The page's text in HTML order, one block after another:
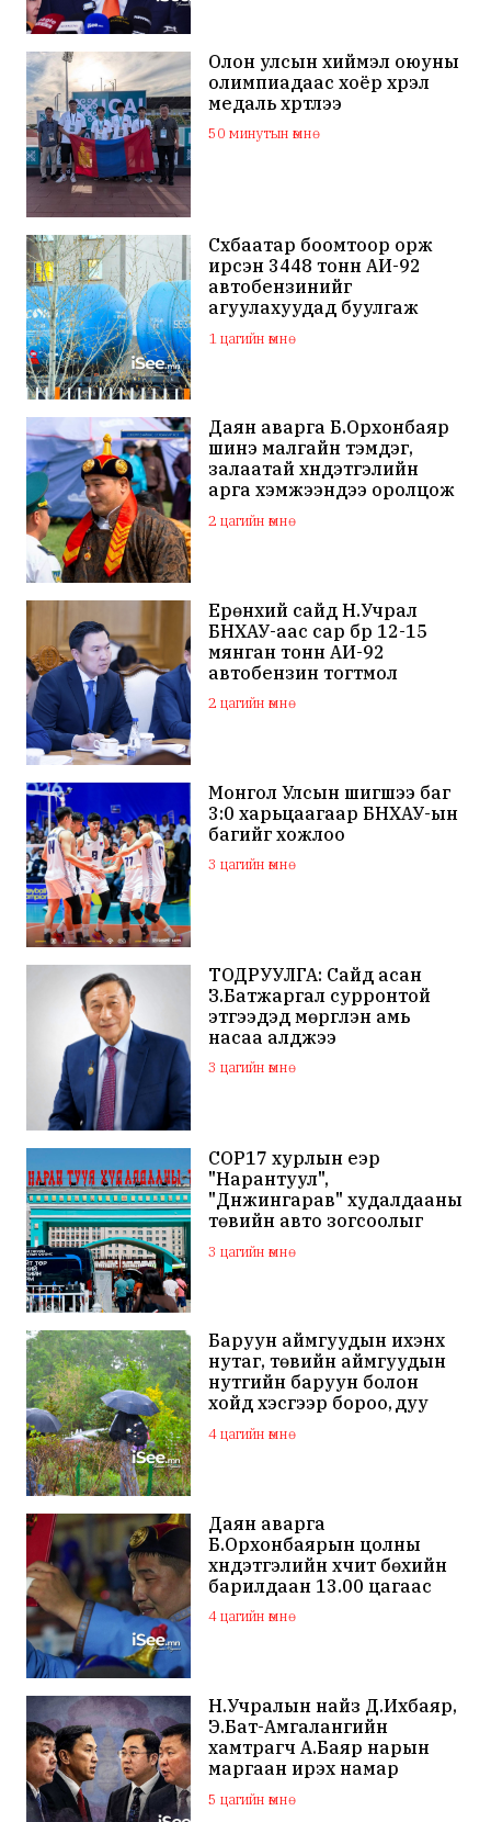
Олон улсын хиймэл оюуны
олимпиадаас хоёр хүрэл
медаль хүртлээ
50 минутын өмнө
Сүхбаатар боомтоор орж
ирсэн 3448 тонн АИ-92
автобензинийг
агуулахуудад буулгаж
байна
1 цагийн өмнө
Даян аварга Б.Орхонбаяр
шинэ малгайн тэмдэг,
залаатай хүндэтгэлийн
арга хэмжээндээ оролцож
байна
2 цагийн өмнө
Ерөнхий сайд Н.Учрал
БНХАУ-аас сар бүр 12-15
мянган тонн АИ-92
автобензин тогтмол
нийлүүлэх хүсэлт тавилаа
2 цагийн өмнө
Монгол Улсын шигшээ баг
3:0 харьцаагаар БНХАУ-ын
багийг хожлоо
3 цагийн өмнө
ТОДРУУЛГА: Сайд асан
З.Батжаргал сурронтой
этгээдэд мөргүүлэн амь
насаа алджээ
3 цагийн өмнө
COP17 хурлын үеэр
"Нарантуул",
"Дүнжингарав" худалдааны
төвийн авто зогсоолыг
хаана
3 цагийн өмнө
Баруун аймгуудын ихэнх
нутаг, төвийн аймгуудын
нутгийн баруун болон
хойд хэсгээр бороо, дуу
цахилгаантай аадар бороо
4 цагийн өмнө
Даян аварга
Б.Орхонбаярын цолны
хүндэтгэлийн хүчит бөхийн
барилдаан 13.00 цагаас
эхэлнэ
4 цагийн өмнө
Н.Учралын найз Д.Ихбаяр,
Э.Бат-Амгалангийн
хамтрагч А.Баяр нарын
маргаан ирэх намар
нийслэлийн МАН дахин
хагарахыг харуулж байна
5 цагийн өмнө